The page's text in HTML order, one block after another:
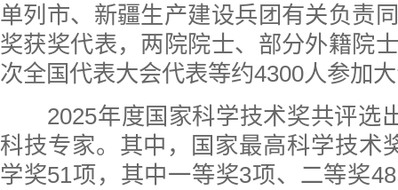
单列市、新疆生产建设兵团有关负责
奖获奖代表，两院院士、部分外籍院
次全国代表大会代表等约4300人参加
2025年度国家科学技术奖共评选
科技专家。其中，国家最高科学技术
学奖51项，其中一等奖3项、二等奖